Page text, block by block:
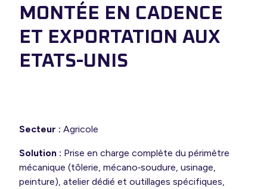
solutions
Groupe
faire
MONTÉE EN CADENCE
ET EXPORTATION AUX
ETATS-UNIS
Secteur : Agricole
Solution : Prise en charge complète du périmètre
mécanique (tôlerie, mécano‐soudure, usinage,
peinture), atelier dédié et outillages spécifiques,